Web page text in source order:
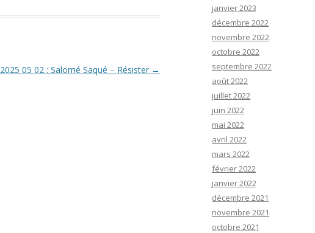
2025 05 02 : Salomé Saqué – Résister →
janvier 2023
décembre 2022
novembre 2022
octobre 2022
septembre 2022
août 2022
juillet 2022
juin 2022
mai 2022
avril 2022
mars 2022
février 2022
janvier 2022
décembre 2021
novembre 2021
octobre 2021